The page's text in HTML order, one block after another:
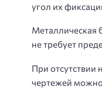
угол их
Металлическая
не требует
При отсутствии
чертежей можно